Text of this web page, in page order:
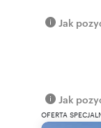
Jak
Jak
OFERTA